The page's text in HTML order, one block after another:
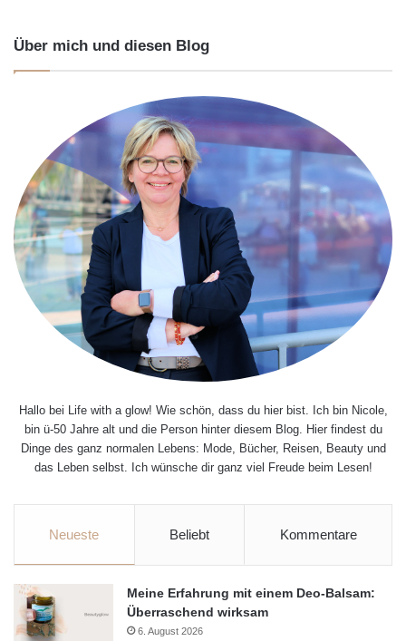
Über mich und diesen Blog
Hallo bei Life with a glow! Wie schön, dass du hier bist. Ich bin Nicole,
bin ü-50 Jahre alt und die Person hinter diesem Blog. Hier findest du
Dinge des ganz normalen Lebens: Mode, Bücher, Reisen, Beauty und
das Leben selbst. Ich wünsche dir ganz viel Freude beim Lesen!
Neueste Beliebt Kommentare
Meine Erfahrung mit einem Deo-Balsam:
Überraschend wirksam
6. August 2026